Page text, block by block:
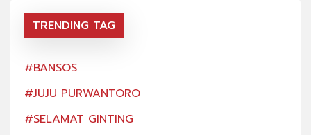
TRENDING TAG
#BANSOS
#JUJU PURWANTORO
#SELAMAT GINTING